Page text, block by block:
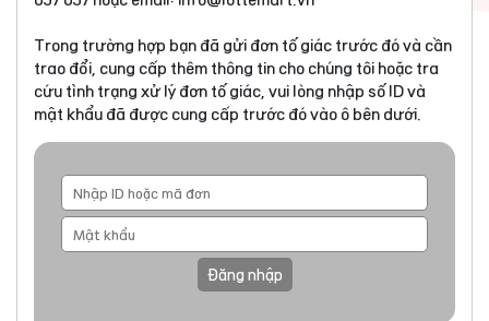
Trong trường hợp bạn đã gửi đơn tố giác trước đó và cần
trao đổi, cung cấp thêm thông tin cho chúng tôi hoặc tra
cứu tình trạng xử lý đơn tố giác, vui lòng nhập số ID và
mật khẩu đã được cung cấp trước đó vào ô bên dưới.
Đăng nhập